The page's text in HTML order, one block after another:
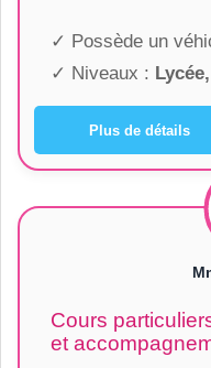
✓ Possède un
✓ Niveaux :
Plus de détails
Cours
et